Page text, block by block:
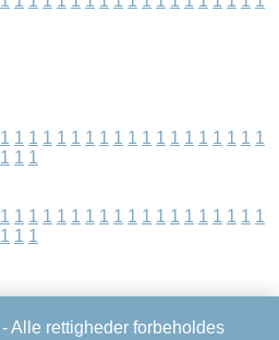
1 1 1 1 1 1 1 1 1 1 1 1 1 1 1 1 1 1 1
1 1 1
1 1 1 1 1 1 1 1 1 1 1 1 1 1 1 1 1 1 1
1 1 1
- Alle rettigheder forbeholdes